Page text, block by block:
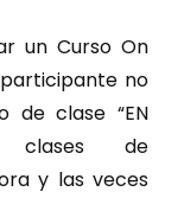
un Curso On
no
de clase “EN
clases de
y las veces